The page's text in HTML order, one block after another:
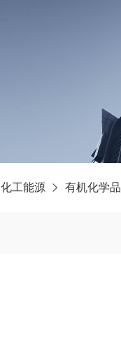
化工能源 有机化学品